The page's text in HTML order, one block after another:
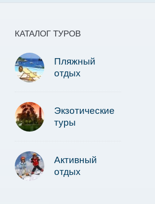
КАТАЛОГ ТУРОВ
Пляжный
отдых
Экзотические
туры
Активный
отдых